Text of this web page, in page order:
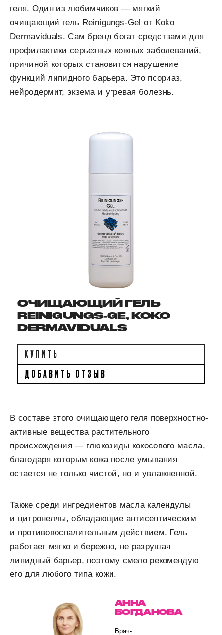
геля. Один из любимчиков — мягкий
очищающий гель Reinigungs-Gel от Koko
Dermaviduals. Сам бренд богат средствами для
профилактики серьезных кожных заболеваний,
причиной которых становится нарушение
функций липидного барьера. Это псориаз,
нейродермит, экзема и угревая болезнь.
ОЧИЩАЮЩИЙ ГЕЛЬ
REINIGUNGS-GE, KOKO
DERMAVIDUALS
КУПИТЬ
ДОБАВИТЬ ОТЗЫВ
В составе этого очищающего геля поверхностно-
активные вещества растительного
происхождения — глюкозиды кокосового масла,
благодаря которым кожа после умывания
остается не только чистой, но и увлажненной.
Также среди ингредиентов масла календулы
и цитронеллы, обладающие антисептическим
и противовоспалительным действием. Гель
работает мягко и бережно, не разрушая
липидный барьер, поэтому смело рекомендую
его для любого типа кожи.
АННА
БОГДАНОВА
Врач-